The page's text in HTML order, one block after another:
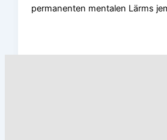
permanenten mentalen Lärms